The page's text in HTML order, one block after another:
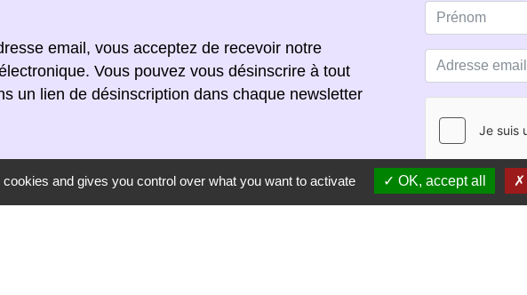
email, vous acceptez de recevoir notre
Vous pouvez vous désinscrire à tout
un lien de désinscription dans chaque newsletter
S'ABONNER
and gives you control over what you want to activate OK, accept all